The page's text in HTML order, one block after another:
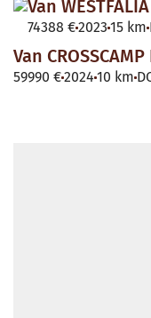
Van
74388 €2023 15 km
Van
59990 €2024 10 km